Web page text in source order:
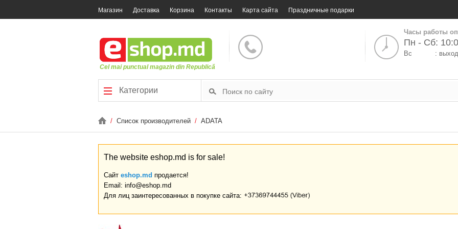
Магазин Доставка Корзина Контакты Карта сайта Праздничные подарки
Cel mai punctual magazin din Republică
Часы работы
Пн - Сб:
Вс :
Категории
/ Список производителей / ADATA
The website eshop.md is for sale!
Сайт eshop.md продается!
Email: info@eshop.md
Для лиц заинтересованных в покупке сайта: